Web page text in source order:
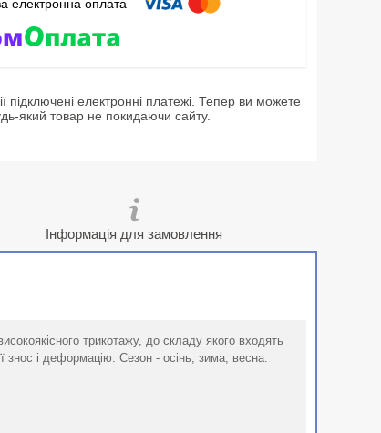
підключені електронні платежі. Тепер ви можете
який товар не покидаючи сайту.
Інформація для замовлення
трикотажу, до складу якого входять
знос і деформацію. Сезон - осінь, зима, весна.